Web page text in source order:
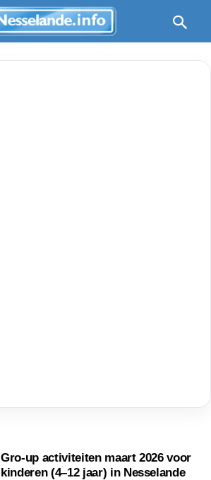
Gro-up activiteiten maart 2026 voor
kinderen (4–12 jaar) in Nesselande